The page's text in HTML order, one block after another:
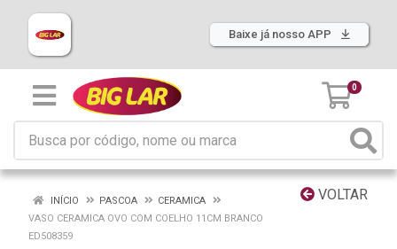
Baixe já nosso APP
0
VOLTAR
INÍCIO PASCOA
CERAMICA
VASO CERAMICA OVO COM COELHO 11CM BRANCO
ED508359